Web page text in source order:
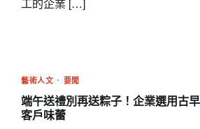
工的企業 […]
藝術人文 要聞
端午送禮別再送粽子！企業選用古
客戶味蕾